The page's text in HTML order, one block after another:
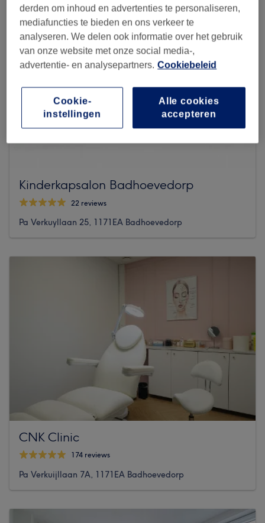
Kinderkapsalon Badhoevedorp
22 reviews
Pa Verkuyllaan 25, 1171EA Badhoevedorp
CNK Clinic
174 reviews
Pa Verkuijllaan 7A, 1171EA Badhoevedorp
derden om inhoud en advertenties te personaliseren,
mediafuncties te bieden en ons verkeer te
analyseren. We delen ook informatie over het gebruik
van onze website met onze social media-,
advertentie- en analysepartners. Cookiebeleid
Alle cookies
accepteren
Cookie-
instellingen